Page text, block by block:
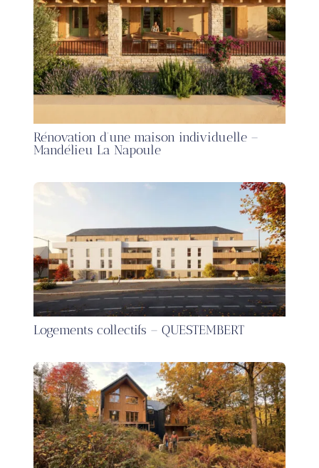
Rénovation d’une maison individuelle –
Mandélieu La Napoule
Logements collectifs – QUESTEMBERT